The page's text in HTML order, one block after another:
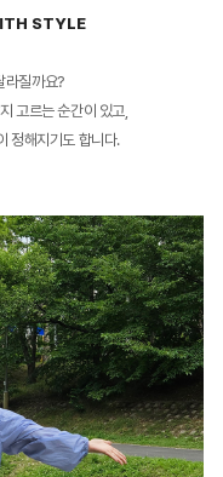
STYLE
라질까요?
고르는 순간이 있고,
정해지기도 합니다.